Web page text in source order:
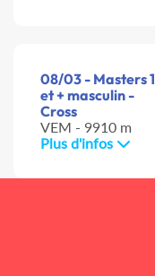
08/03 - Masters 1
et + masculin -
Cross
VEM - 9910 m
Plus d'infos